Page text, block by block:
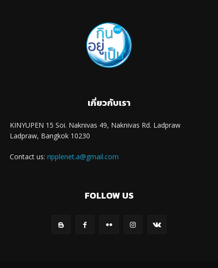
เกี่ยวกับเรา
KINYUPEN 15 Soi. Naknivas 49, Naknivas Rd. Ladpraw
Ladpraw, Bangkok 10230
Contact us: ripplenet.a@gmail.com
FOLLOW US